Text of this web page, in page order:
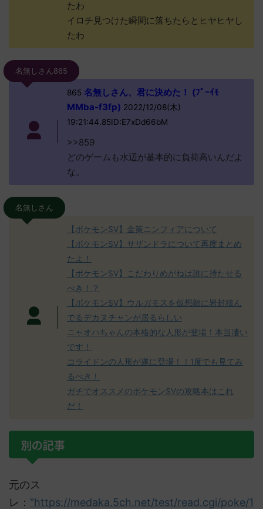
たわ
イロチ見つけた瞬間に落ちたらとヒヤヒヤし
たわ
名無しさん865
865名無しさん、君に決めた！ (ﾌﾞｰｲﾓ
MMba-f3fp) 2022/12/08(木)
19:21:44.85ID:E7xDd66bM
>>859
どのゲームも水辺が基本的に負荷高いんだよ
な。
名無しさん
【ポケモンSV】金策ニンフィアについて
【ポケモンSV】サザンドラについて再度まとめ
たよ！
【ポケモンSV】こだわりめがねは誰に持たせる
べき！？
【ポケモンSV】ウルガモスを仮想敵に岩封積ん
でるデカヌチャンが居るらしい
ニャオハちゃんの本格的な人形が登場！本当凄い
です！
コライドンの人形が遂に登場！！1度でも見てみ
るべき！
ガチでオススメのポケモンSVの攻略本はこれ
だ！
別の記事
元のス
レ： "https://medaka.5ch.net/test/read.cgi/poke/1